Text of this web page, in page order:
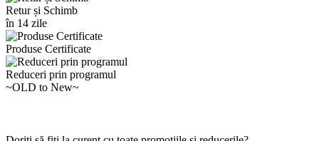
Retur și Schimb
în 14 zile
Produse Certificate
Reduceri prin programul
~OLD to New~